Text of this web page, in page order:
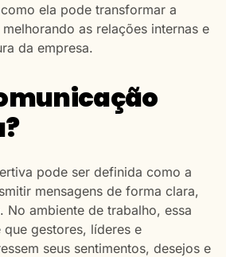
ela pode transformar a
as relações internas e
da empresa.
pode ser definida como a
mensagens de forma clara,
No ambiente de trabalho, essa
gestores, líderes e
seus sentimentos, desejos e